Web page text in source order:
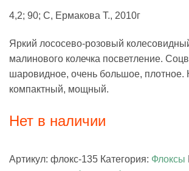
4,2; 90; С, Ермакова Т., 2010г
Яркий лососево-розовый
малинового колечка посветление.
шаровидное, очень большое, плотное.
компактный, мощный.
Нет в наличии
Артикул: флокс-135 Категория: Флоксы